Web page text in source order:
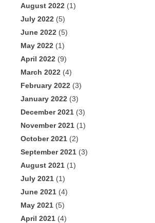
August 2022 (1)
July 2022 (5)
June 2022 (5)
May 2022 (1)
April 2022 (9)
March 2022 (4)
February 2022 (3)
January 2022 (3)
December 2021 (3)
November 2021 (1)
October 2021 (2)
September 2021 (3)
August 2021 (1)
July 2021 (1)
June 2021 (4)
May 2021 (5)
April 2021 (4)